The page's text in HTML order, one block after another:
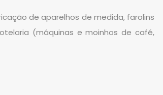
de aparelhos de medida, farolins
(máquinas e moinhos de café,